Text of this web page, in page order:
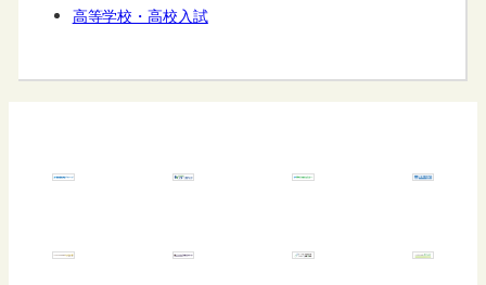
高等学校・高校入試